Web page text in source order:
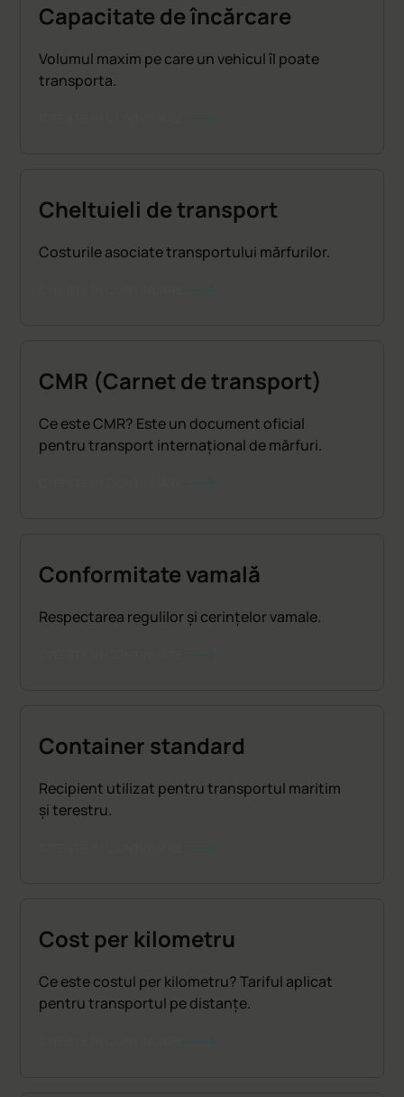
Capacitate de încărcare
Volumul maxim pe care un vehicul îl poate
transporta.
Cheltuieli de transport
Costurile asociate transportului mărfurilor.
CMR (Carnet de transport)
Ce este CMR? Este un document oficial
pentru transport internațional de mărfuri.
Conformitate vamală
Respectarea regulilor și cerințelor vamale.
Container standard
Recipient utilizat pentru transportul maritim
și terestru.
Cost per kilometru
Ce este costul per kilometru? Tariful aplicat
pentru transportul pe distanțe.